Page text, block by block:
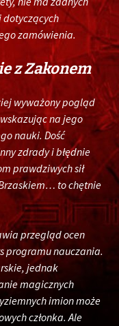
zamówienia.
z Zakonem
wyważony pogląd
na jego
nauki. Dość
zdrady i błędnie
prawdziwych sił
to chętnie
przegląd ocen
programu nauczania.
jednak
magicznych
imion może
członka. Ale